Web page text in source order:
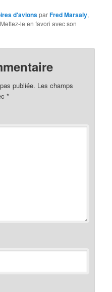
d'avionsparFred Marsaly,
le en favori avec son
publiée. Les champs
*